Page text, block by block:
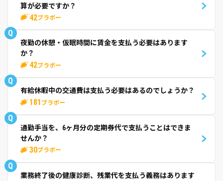
算が必要ですか？
42ブラボー
Q
夜勤の休憩・仮眠時間に賃金を支払う必要はあります
か？
42ブラボー
Q
有給休暇中の交通費は支払う必要はあるのでしょうか？
181 ブラボー
Q
通勤手当を、6ヶ月分の定期券代で支払うことはできま
せんか？
30ブラボー
Q
業務終了後の健康診断、残業代を支払う義務はあります